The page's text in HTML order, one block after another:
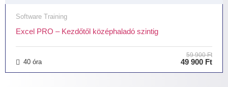
Software Training
Excel PRO – Kezdőtől középhaladó szintig
40 óra
59 900 Ft
49 900 Ft